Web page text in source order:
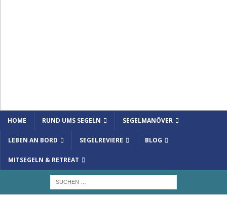
HOME RUND UMS SEGELN SEGELMANÖVER
LEBEN AN BORD SEGELREVIERE BLOG
MITSEGELN & RETREAT